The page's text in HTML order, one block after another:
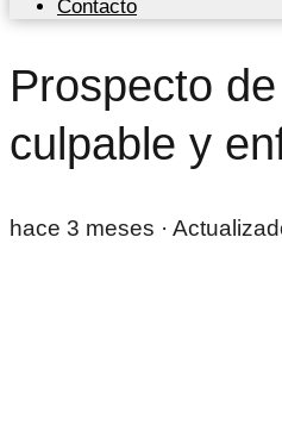
Contacto
Prospecto
culpable y
hace 3 meses ·